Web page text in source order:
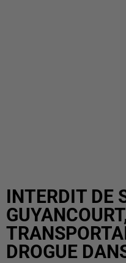
INTERDIT DE
DROGUE